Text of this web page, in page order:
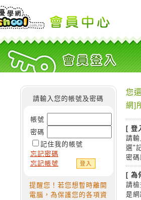
請輸入您的帳號及密碼
帳號
密碼
記住我的帳號
忘記密碼
忘記帳號
提醒您！若您想暫時離開
電腦，為保護您的各項資
您
網]
[ 登
請
選"
密
[ 為
請
是